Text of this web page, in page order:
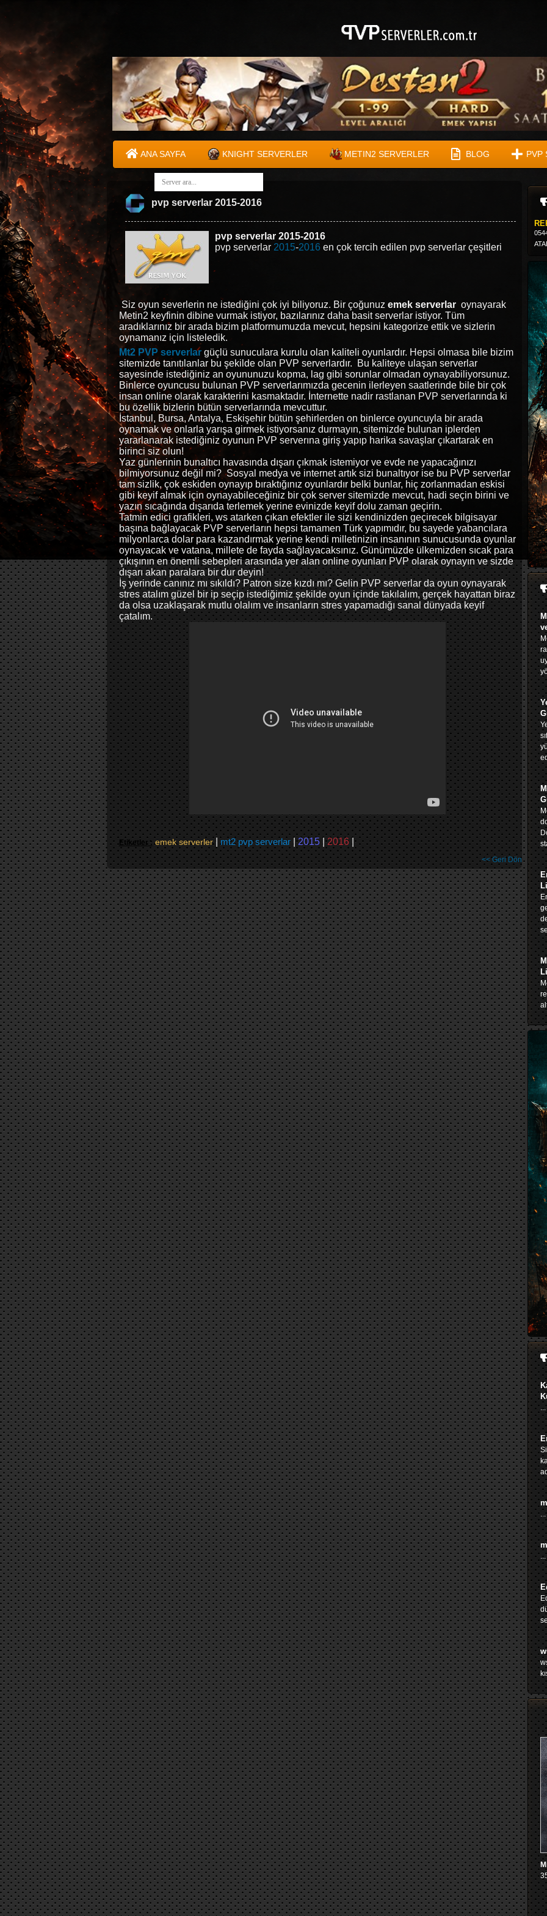
ANA SAYFA KNIGHT SERVERLER METIN2 SERVERLER BLOG PVP
pvp serverlar 2015-2016
pvp serverlar 2015-2016
pvp serverlar 2015-2016 en çok tercih edilen pvp serverlar çeşitleri
Siz oyun severlerin ne istediğini çok iyi biliyoruz. Bir çoğunuz emek serverlaroynayarak
Metin2 keyfinin dibine vurmak istiyor, bazılarınız daha basit serverlar istiyor. Tüm
aradıklarınız bir arada bizim platformumuzda mevcut, hepsini kategorize ettik ve sizlerin
oynamanız için listeledik.
Mt2 PVP serverlar güçlü sunuculara kurulu olan kaliteli oyunlardır. Hepsi olmasa bile bizim
sitemizde tanıtılanlar bu şekilde olan PVP serverlardır. Bu kaliteye ulaşan serverlar
sayesinde istediğiniz an oyununuzu kopma, lag gibi sorunlar olmadan oynayabiliyorsunuz.
Binlerce oyuncusu bulunan PVP serverlarımızda gecenin ilerleyen saatlerinde bile bir çok
insan online olarak karakterini kasmaktadır. İnternette nadir rastlanan PVP serverlarında ki
bu özellik bizlerin bütün serverlarında mevcuttur.
İstanbul, Bursa, Antalya, Eskişehir bütün şehirlerden on binlerce oyuncuyla bir arada
oynamak ve onlarla yarışa girmek istiyorsanız durmayın, sitemizde bulunan iplerden
yararlanarak istediğiniz oyunun PVP serverına giriş yapıp harika savaşlar çıkartarak en
birinci siz olun!
Yaz günlerinin bunaltıcı havasında dışarı çıkmak istemiyor ve evde ne yapacağınızı
bilmiyorsunuz değil mi? Sosyal medya ve internet artık sizi bunaltıyor ise bu PVP serverlar
tam sizlik, çok eskiden oynayıp bıraktığınız oyunlardır belki bunlar, hiç zorlanmadan eskisi
gibi keyif almak için oynayabileceğiniz bir çok server sitemizde mevcut, hadi seçin birini ve
yazın sıcağında dışarıda terlemek yerine evinizde keyif dolu zaman geçirin.
Tatmin edici grafikleri, ws atarken çıkan efektler ile sizi kendinizden geçirecek bilgisayar
başına bağlayacak PVP serverların hepsi tamamen Türk yapımıdır, bu sayede yabancılara
milyonlarca dolar para kazandırmak yerine kendi milletinizin insanının sunucusunda oyunlar
oynayacak ve vatana, millete de fayda sağlayacaksınız. Günümüzde ülkemizden sıcak para
çıkışının en önemli sebepleri arasında yer alan online oyunları PVP olarak oynayın ve sizde
dışarı akan paralara bir dur deyin!
İş yerinde canınız mı sıkıldı? Patron size kızdı mı? Gelin PVP serverlar da oyun oynayarak
stres atalım güzel bir ip seçip istediğimiz şekilde oyun içinde takılalım, gerçek hayattan biraz
da olsa uzaklaşarak mutlu olalım ve insanların stres yapamadığı sanal dünyada keyif
çatalım.
Etiketler : emek serverler|mt2 pvp serverlar|2015|2016|
<< Geri Dön
...
...
...